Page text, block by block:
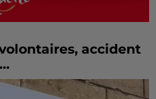
accident